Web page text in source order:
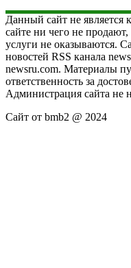
Данный сайт не является
сайте ни чего не
услуги не оказываются.
новостей RSS канала
newsru.com. Материалы
ответственность за
Администрация сайта не
Сайт от bmb2 @ 2024